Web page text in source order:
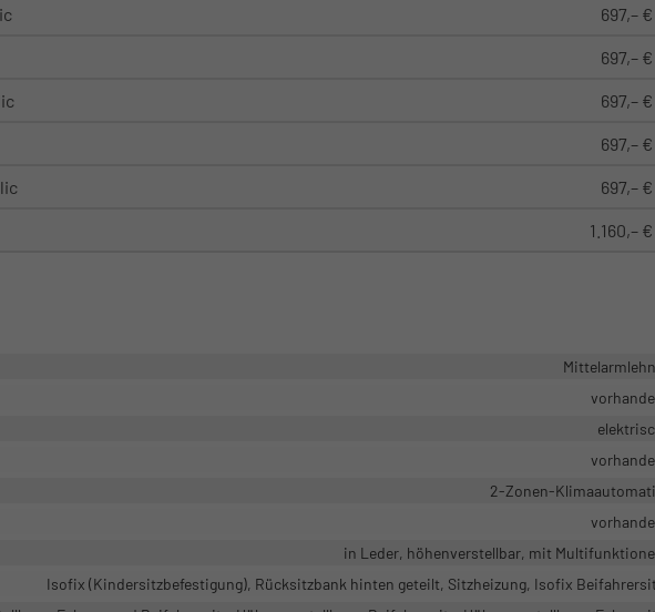
697,– €
697,– €
697,– €
697,– €
697,– €
1.160,– €
2-Zonen-
in Leder, höhenverstellbar, mit
Isofix (Kindersitzbefestigung), Rücksitzbank hinten geteilt, Sitzheizung, Isofix